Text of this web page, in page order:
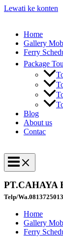
Lewati ke konten
Home
Gallery
Ferry
Package
Blog
About us
Contac
PT.CAHAYA
Telp/
Home
Gallery
Ferry